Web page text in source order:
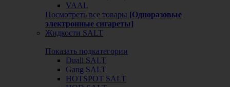
VAAL
Посмотреть все товары [Одноразовые
электронные сигареты]
Жидкости SALT
Показать подкатегории
Duall SALT
Gang SALT
HOTSPOT SALT